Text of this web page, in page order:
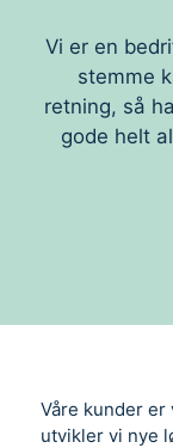
Vi er en
stemme
retning, så
gode helt
Våre kunder er
utvikler vi nye